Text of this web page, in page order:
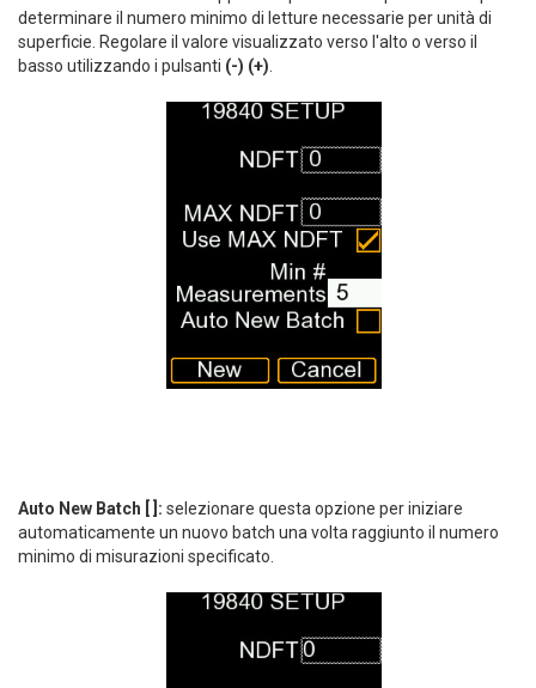
determinare il numero minimo di letture necessarie per unità di
superficie. Regolare il valore visualizzato verso l'alto o verso il
basso utilizzando i pulsanti (-) (+)
Auto New Batch [ ]: selezionare questa opzione per iniziare
automaticamente un nuovo batch una volta raggiunto il numero
minimo di misurazioni specificato.